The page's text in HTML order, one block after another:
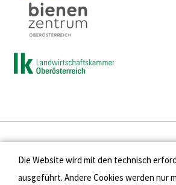
Presse
Kontakt
Die Website wird mit den technisch
ausgeführt. Andere Cookies werden nur